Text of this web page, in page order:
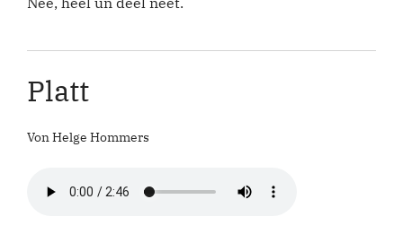
Platt
Von Helge Hommers